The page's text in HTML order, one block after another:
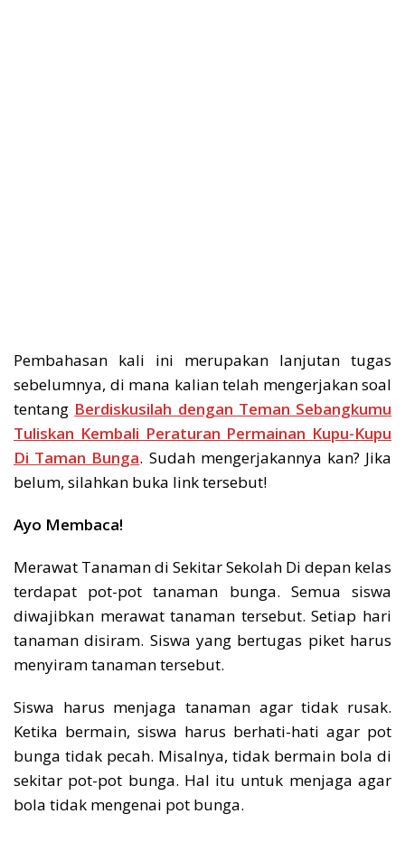
Pembahasan kali ini merupakan lanjutan tugas
sebelumnya, di mana kalian telah mengerjakan soal
tentang Berdiskusilah dengan Teman Sebangkumu
Tuliskan Kembali Peraturan Permainan Kupu-Kupu
Di Taman Bunga. Sudah mengerjakannya kan? Jika
belum, silahkan buka link tersebut!
Ayo Membaca!
Merawat Tanaman di Sekitar Sekolah Di depan kelas
terdapat pot-pot tanaman bunga. Semua siswa
diwajibkan merawat tanaman tersebut. Setiap hari
tanaman disiram. Siswa yang bertugas piket harus
menyiram tanaman tersebut.
Siswa harus menjaga tanaman agar tidak rusak.
Ketika bermain, siswa harus berhati-hati agar pot
bunga tidak pecah. Misalnya, tidak bermain bola di
sekitar pot-pot bunga. Hal itu untuk menjaga agar
bola tidak mengenai pot bunga.